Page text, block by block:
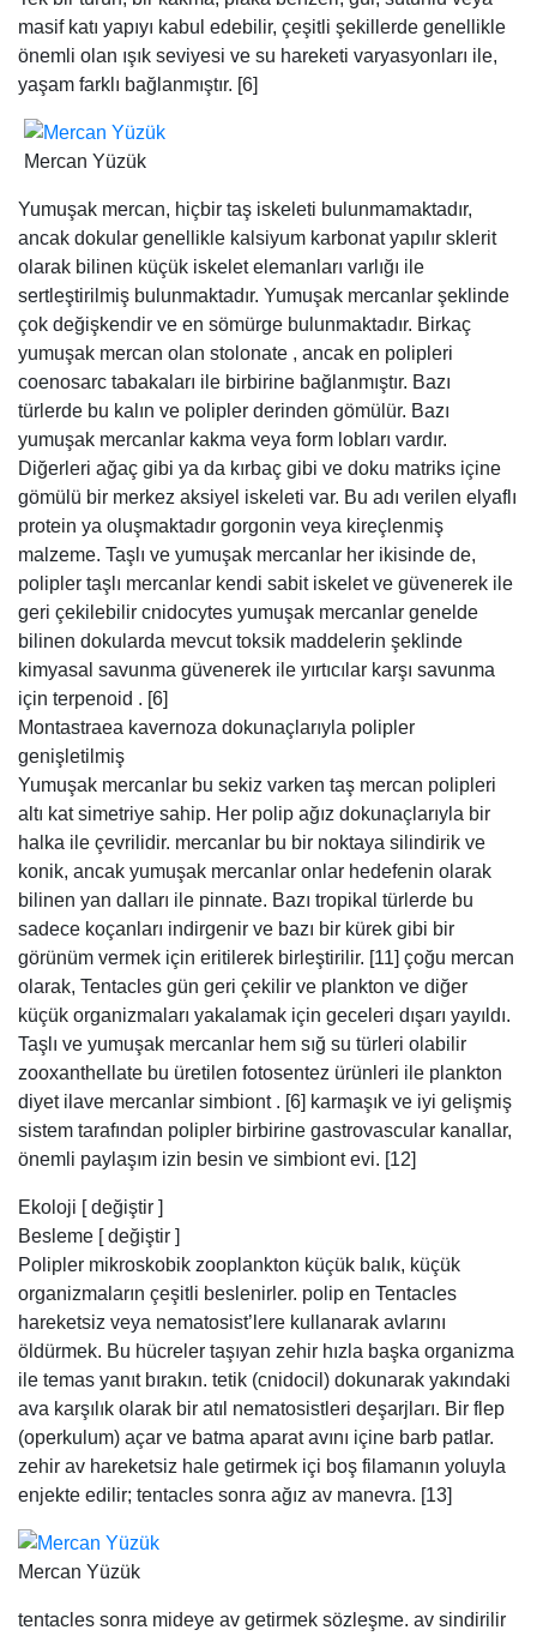
masif katı yapıyı kabul edebilir, çeşitli şekillerde genellikle
önemli olan ışık seviyesi ve su hareketi varyasyonları ile,
yaşam farklı bağlanmıştır. [6]
Mercan Yüzük
Yumuşak mercan, hiçbir taş iskeleti bulunmamaktadır,
ancak dokular genellikle kalsiyum karbonat yapılır sklerit
olarak bilinen küçük iskelet elemanları varlığı ile
sertleştirilmiş bulunmaktadır. Yumuşak mercanlar şeklinde
çok değişkendir ve en sömürge bulunmaktadır. Birkaç
yumuşak mercan olan stolonate , ancak en polipleri
coenosarc tabakaları ile birbirine bağlanmıştır. Bazı
türlerde bu kalın ve polipler derinden gömülür. Bazı
yumuşak mercanlar kakma veya form lobları vardır.
Diğerleri ağaç gibi ya da kırbaç gibi ve doku matriks içine
gömülü bir merkez aksiyel iskeleti var. Bu adı verilen elyaflı
protein ya oluşmaktadır gorgonin veya kireçlenmiş
malzeme. Taşlı ve yumuşak mercanlar her ikisinde de,
polipler taşlı mercanlar kendi sabit iskelet ve güvenerek ile
geri çekilebilir cnidocytes yumuşak mercanlar genelde
bilinen dokularda mevcut toksik maddelerin şeklinde
kimyasal savunma güvenerek ile yırtıcılar karşı savunma
için terpenoid . [6]
Montastraea kavernoza dokunaçlarıyla polipler
genişletilmiş
Yumuşak mercanlar bu sekiz varken taş mercan polipleri
altı kat simetriye sahip. Her polip ağız dokunaçlarıyla bir
halka ile çevrilidir. mercanlar bu bir noktaya silindirik ve
konik, ancak yumuşak mercanlar onlar hedefenin olarak
bilinen yan dalları ile pinnate. Bazı tropikal türlerde bu
sadece koçanları indirgenir ve bazı bir kürek gibi bir
görünüm vermek için eritilerek birleştirilir. [11] çoğu mercan
olarak, Tentacles gün geri çekilir ve plankton ve diğer
küçük organizmaları yakalamak için geceleri dışarı yayıldı.
Taşlı ve yumuşak mercanlar hem sığ su türleri olabilir
zooxanthellate bu üretilen fotosentez ürünleri ile plankton
diyet ilave mercanlar simbiont . [6] karmaşık ve iyi gelişmiş
sistem tarafından polipler birbirine gastrovascular kanallar,
önemli paylaşım izin besin ve simbiont evi. [12]
Ekoloji [ değiştir ]
Besleme [ değiştir ]
Polipler mikroskobik zooplankton küçük balık, küçük
organizmaların çeşitli beslenirler. polip en Tentacles
hareketsiz veya nematosist’lere kullanarak avlarını
öldürmek. Bu hücreler taşıyan zehir hızla başka organizma
ile temas yanıt bırakın. tetik (cnidocil) dokunarak yakındaki
ava karşılık olarak bir atıl nematosistleri deşarjları. Bir flep
(operkulum) açar ve batma aparat avını içine barb patlar.
zehir av hareketsiz hale getirmek içi boş filamanın yoluyla
enjekte edilir; tentacles sonra ağız av manevra. [13]
Mercan Yüzük
tentacles sonra mideye av getirmek sözleşme. av sindirilir